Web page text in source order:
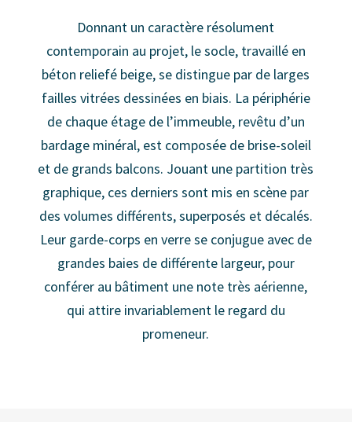
Donnant un caractère résolument
contemporain au projet, le socle, travaillé en
béton reliefé beige, se distingue par de larges
failles vitrées dessinées en biais. La périphérie
de chaque étage de l’immeuble, revêtu d’un
bardage minéral, est composée de brise-soleil
et de grands balcons. Jouant une partition très
graphique, ces derniers sont mis en scène par
des volumes différents, superposés et décalés.
Leur garde-corps en verre se conjugue avec de
grandes baies de différente largeur, pour
conférer au bâtiment une note très aérienne,
qui attire invariablement le regard du
promeneur.